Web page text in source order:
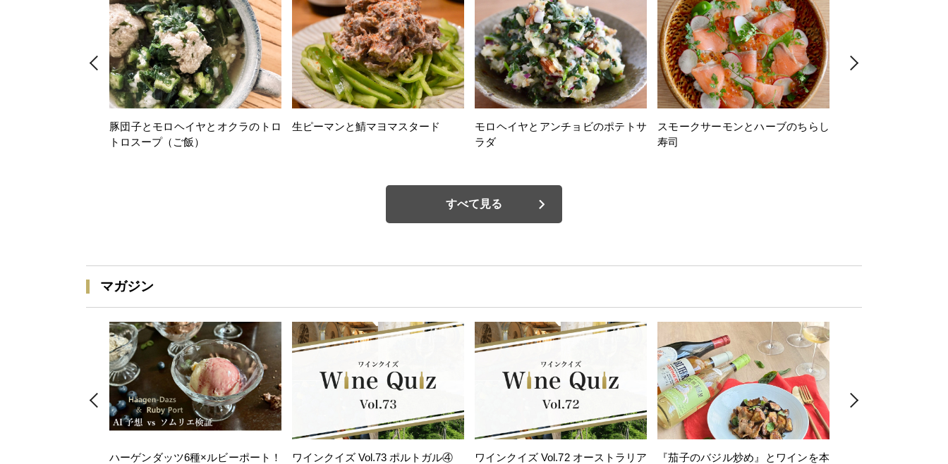
豚団子とモロヘイヤとオクラのトロ
トロスープ（ご飯）
生ピーマンと鯖マヨマスタード
モロヘイヤとアンチョビのポテトサ
ラダ
スモークサーモンとハーブのちらし
寿司
すべて見る
マガジン
ハーゲンダッツ6種×ルビーポート！
ワインクイズ Vol.73 ポルトガル④
ワインクイズ Vol.72 オーストラリア
『茄子のバジル炒め』とワインを本